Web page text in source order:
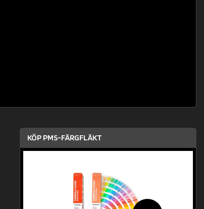
KÖP PMS-FÄRGFLÄKT